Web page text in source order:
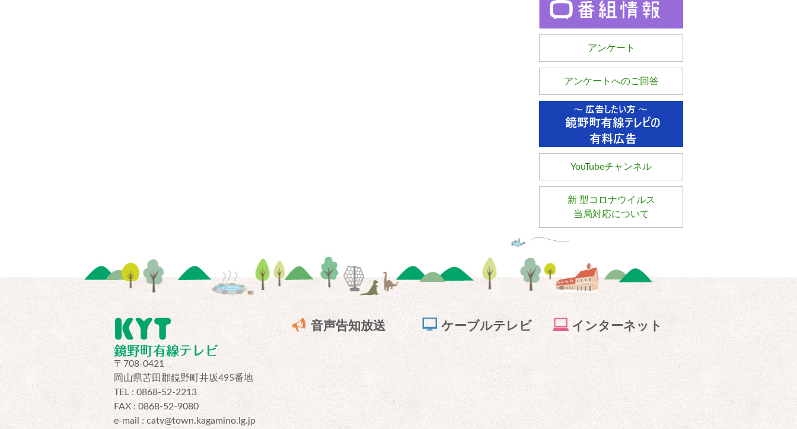
アンケート
アンケートへのご回答
YouTubeチャンネル
新 型コロナウイルス
当局対応について
〒708-0421
岡山県苫田郡鏡野町井坂495番地
TEL : 0868-52-2213
FAX : 0868-52-9080
e-mail : catv@town.kagamino.lg.jp
音声告知放送 ケーブルテレビ インターネット